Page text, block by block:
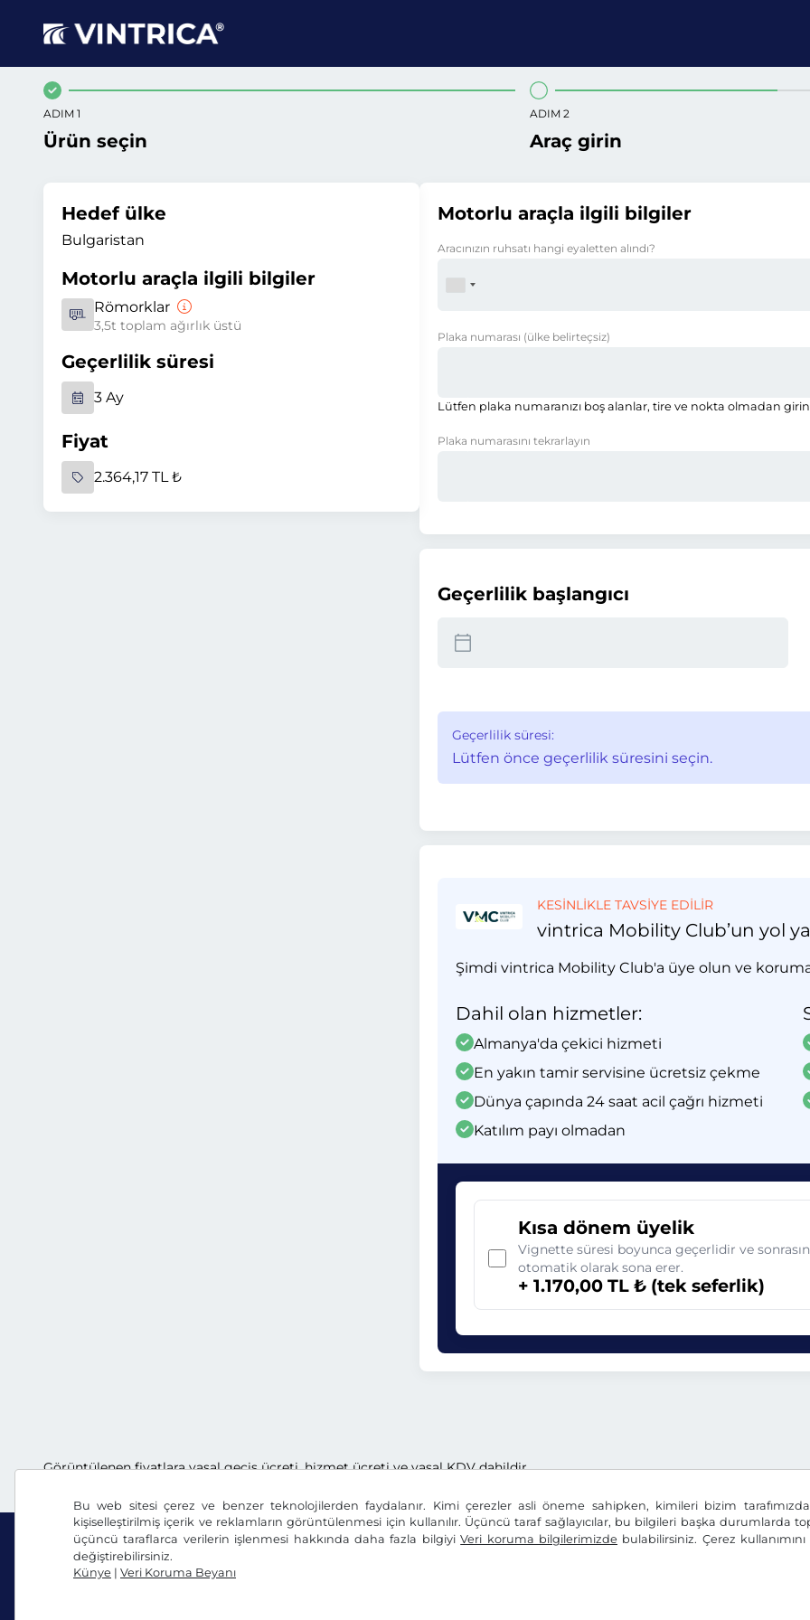
Bu web sitesi çerez ve benzer teknolojilerden faydalanır. Kimi çerezler asli öneme sahipken, kimileri bizim
kişiselleştirilmiş içerik ve reklamların görüntülenmesi için kullanılır. Üçüncü taraf sağlayıcılar, bu bilgileri başka durumlarda
üçüncü taraflarca verilerin işlenmesi hakkında daha fazla bilgiyiVeri koruma bilgilerimizde bulabilirsiniz. Çerez kullanımını
değiştirebilirsiniz.
Künye | Veri Koruma Beyanı
ADIM 1
Ürün seçin
ADIM 2
Araç girin
Hedef ülke
Bulgaristan
Motorlu araçla ilgili bilgiler
Römorklar
3,5t toplam ağırlık üstü
Geçerlilik süresi
3 Ay
Fiyat
2.364,17 TL ₺
Motorlu araçla ilgili bilgiler
Aracınızın ruhsatı hangi eyaletten alındı?
Plaka numarası (ülke belirteçsiz)
Lütfen plaka numaranızı boş alanlar, tire ve nokta olmadan
Plaka numarasını tekrarlayın
Geçerlilik başlangıcı
Geçerlilik süresi:
Lütfen önce geçerlilik süresini seçin.
KESİNLİKLE TAVSİYE EDİLİR
vintrica Mobility Club’un yol
Şimdi vintrica Mobility Club'a üye olun ve
Dahil olan hizmetler:
Almanya'da çekici hizmeti
En yakın tamir servisine ücretsiz çekme
Dünya çapında 24 saat acil çağrı hizmeti
Katılım payı olmadan
Kısa dönem üyelik
Vignette süresi boyunca geçerlidir ve
otomatik olarak sona erer.
+ 1.170,00 TL ₺ (tek seferlik)
Görüntülenen fiyatlara yasal geçiş ücreti, hizmet ücreti ve yasal KDV dahildir.